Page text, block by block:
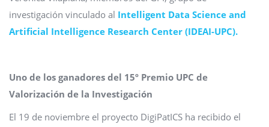
investigación vinculado al Intelligent Data Science and
Artificial Intelligence Research Center (IDEAI-UPC).
Uno de los ganadores del 15º Premio UPC de
Valorización de la Investigación
El 19 de noviembre el proyecto DigiPatICS ha recibido el